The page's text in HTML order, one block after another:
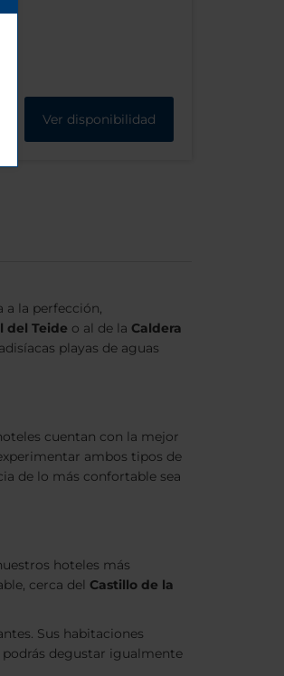
Ver disponibilidad
a la perfección,
del Teide o al de la Caldera
playas de aguas
cuentan con la mejor
ambos tipos de
de lo más confortable sea
hoteles más
cerca del Castillo de la
Sus habitaciones
degustar igualmente